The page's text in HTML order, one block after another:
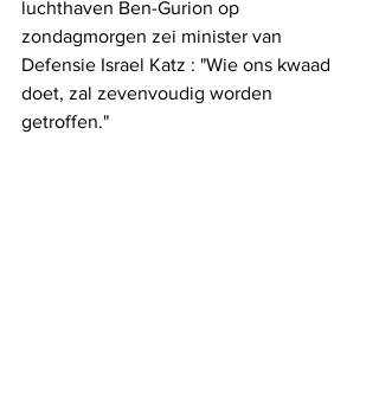
luchthaven Ben-Gurion op
zondagmorgen zei minister van
Defensie Israel Katz : "Wie ons kwaad
doet, zal zevenvoudig worden
getroffen."